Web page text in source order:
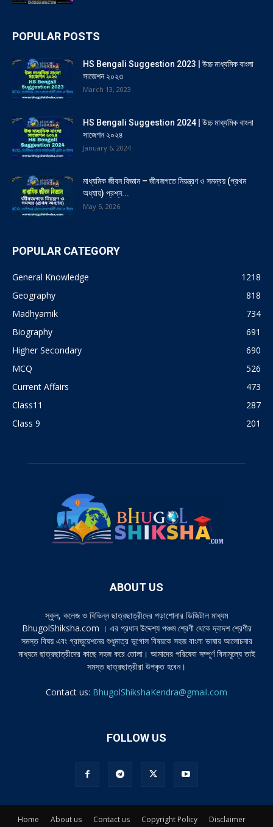
POPULAR POSTS
HS Bengali Suggestion 2023 | উচ্চ মাধ্যমিক বাংলা
সাজেশন ২০২৩
March 13, 2023
HS Bengali Suggestion 2024 | উচ্চ মাধ্যমিক বাংলা
সাজেশন ২০২৪
January 6, 2024
মাধ্যমিক জীবন বিজ্ঞান – জীবজগতে নিয়ন্ত্রণ ও সমন্বয় (প্রথম
অধ্যায়) প্রশ্ন...
May 5, 2026
POPULAR CATEGORY
General Knowledge
1218
Geography
818
Madhyamik
734
Biography
691
Higher Secondary
690
MCQ
526
Current Affairs
473
Class11
287
Class 9
201
ABOUT US
স্কুল, কলেজ ও বিভিন্ন ছাত্রছাত্রীদের পড়াশোনার ডিজিটাল মাধ্যম
BhugolShiksha.com । এর প্রধান উদ্দেশ্য পঞ্চম শ্রেণী থেকে দ্বাদশ শ্রেণীর
সমস্ত বিষয় এবং গ্রাজুয়েশনের শুধুমাত্র ভূগোল বিষয়কে সহজ বাংলা ভাষায় আলোচনার
মাধ্যমে ছাত্রছাত্রীদের কাছে সহজ করে তোলা। আমাদের পরিষেবা সম্পূর্ণ বিনামূল্যে তাই
সমস্ত ছাত্রছাত্রীরা উপকৃত হবেন।
Contact us: BhugolShikshaKendra@gmail.com
FOLLOW US
Home About us Contact us Copyright Policy Disclaimer